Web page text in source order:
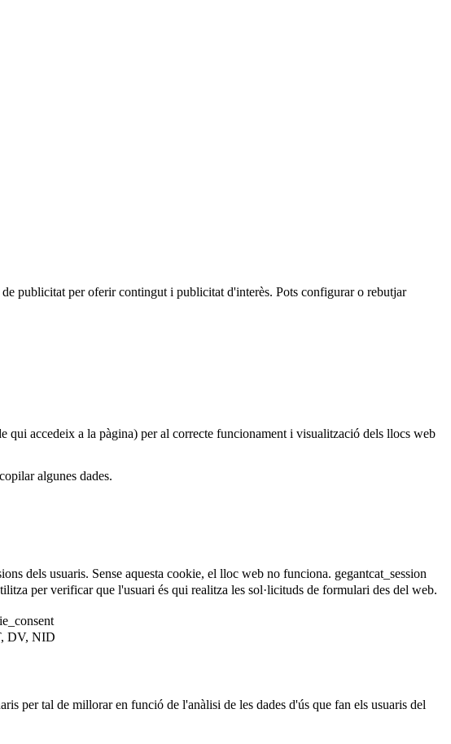
publicitat per oferir contingut i publicitat d'interès. Pots configurar o rebutjar
accedeix a la pàgina) per al correcte funcionament i visualització dels llocs web
algunes dades.
dels usuaris. Sense aquesta cookie, el lloc web no funciona. gegantcat_session
per verificar que l'usuari és qui realitza les sol·licituds de formulari des del web.
DV, NID
per tal de millorar en funció de l'anàlisi de les dades d'ús que fan els usuaris del